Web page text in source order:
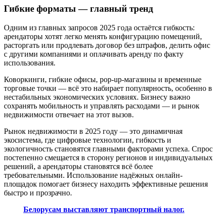
Гибкие форматы — главный тренд
Одним из главных запросов 2025 года остаётся гибкость:
арендаторы хотят легко менять конфигурацию помещений,
расторгать или продлевать договор без штрафов, делить офис
с другими компаниями и оплачивать аренду по факту
использования.
Коворкинги, гибкие офисы, pop-up-магазины и временные
торговые точки — всё это набирает популярность, особенно в
нестабильных экономических условиях. Бизнесу важно
сохранять мобильность и управлять расходами — и рынок
недвижимости отвечает на этот вызов.
Рынок недвижимости в 2025 году — это динамичная
экосистема, где цифровые технологии, гибкость и
экологичность становятся главными факторами успеха. Спрос
постепенно смещается в сторону регионов и индивидуальных
решений, а арендаторы становятся всё более
требовательными. Использование надёжных онлайн-
площадок помогает бизнесу находить эффективные решения
быстро и прозрачно.
Белорусам выставляют транспортный налог.